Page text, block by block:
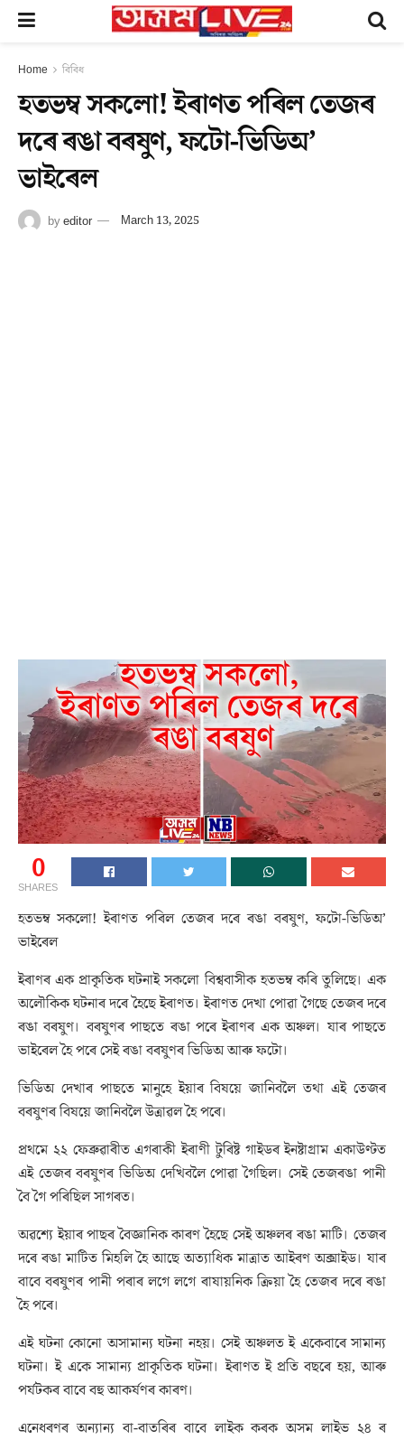
Home বিবিধ
হতভম্ব সকলো! ইৰাণত পৰিল তেজৰ
দৰে ৰঙা বৰষুণ, ফটো-ভিডিঅ’
ভাইৰেল
byeditor March 13, 2025
0
SHARES
হতভম্ব সকলো! ইৰাণত পৰিল তেজৰ দৰে ৰঙা বৰষুণ, ফটো-ভিডিঅ’
ভাইৰেল
ইৰাণৰ এক প্ৰাকৃতিক ঘটনাই সকলো বিশ্ববাসীক হতভম্ব কৰি তুলিছে। এক
অলৌকিক ঘটনাৰ দৰে হৈছে ইৰাণত। ইৰাণত দেখা পোৱা গৈছে তেজৰ দৰে
ৰঙা বৰষুণ। বৰষুণৰ পাছতে ৰঙা পৰে ইৰাণৰ এক অঞ্চল। যাৰ পাছতে
ভাইৰেল হৈ পৰে সেই ৰঙা বৰষুণৰ ভিডিঅ আৰু ফটো।
ভিডিঅ দেখাৰ পাছতে মানুহে ইয়াৰ বিষয়ে জানিবলৈ তথা এই তেজৰ
বৰষুণৰ বিষয়ে জানিবলৈ উত্ৰাৱল হৈ পৰে।
প্ৰথমে ২২ ফেব্ৰুৱাৰীত এগৰাকী ইৰাণী টুৰিষ্ট গাইডৰ ইনষ্টাগ্ৰাম একাউণ্টত
এই তেজৰ বৰষুণৰ ভিডিঅ দেখিবলৈ পোৱা গৈছিল। সেই তেজৰঙা পানী
বৈ গৈ পৰিছিল সাগৰত।
অৱশ্যে ইয়াৰ পাছৰ বৈজ্ঞানিক কাৰণ হৈছে সেই অঞ্চলৰ ৰঙা মাটি। তেজৰ
দৰে ৰঙা মাটিত মিহলি হৈ আছে অত্যাধিক মাত্ৰাত আইৰণ অক্সাইড। যাৰ
বাবে বৰষুণৰ পানী পৰাৰ লগে লগে ৰাষায়নিক ক্ৰিয়া হৈ তেজৰ দৰে ৰঙা
হৈ পৰে।
এই ঘটনা কোনো অসামান্য ঘটনা নহয়। সেই অঞ্চলত ই একেবাৰে সামান্য
ঘটনা। ই একে সামান্য প্ৰাকৃতিক ঘটনা। ইৰাণত ই প্ৰতি বছৰে হয়, আৰু
পৰ্যটকৰ বাবে বহু আকৰ্ষণৰ কাৰণ।
এনেধৰণৰ অন্যান্য বা-বাতৰিৰ বাবে লাইক কৰক অসম লাইভ ২৪ ৰ